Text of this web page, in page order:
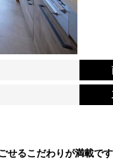
るこだわりが満載です